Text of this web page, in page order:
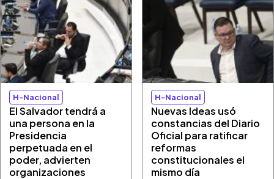
H-Nacional
El Salvador tendrá a
una persona en la
Presidencia
perpetuada en el
poder, advierten
organizaciones
H-Nacional
Nuevas Ideas usó
constancias del Diario
Oficial para ratificar
reformas
constitucionales el
mismo día